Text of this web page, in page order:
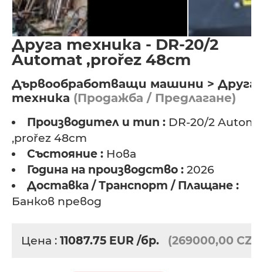
Друга техника - DR-20/2
Automat ,prořez 48cm
Дървообработващи машини > Друга
техника (Продажба / Предлагане)
Производител и тип : DR-20/2
,prořez 48cm
Състояние : Нова
Година на производство : 2026
Доставка / Транспорт / Плащане :
Банков превод
Цена : 11087.75 EUR /бр. (269000,00